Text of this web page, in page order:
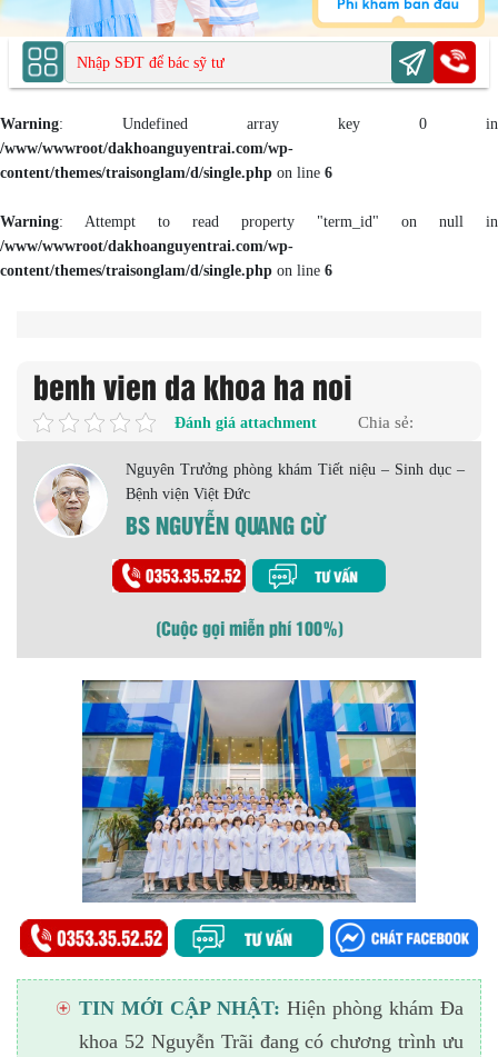
Warning: Undefined array key 0 in
/www/wwwroot/dakhoanguyentrai.com/wp-
content/themes/traisonglam/d/single.php on line 6
Warning: Attempt to read property "term_id" on null in
/www/wwwroot/dakhoanguyentrai.com/wp-
content/themes/traisonglam/d/single.php on line 6
benh vien da khoa ha noi
Đánh giá attachment Chia sẻ:
Nguyên Trưởng phòng khám Tiết niệu – Sinh dục –
Bệnh viện Việt Đức
BS NGUYỄN QUANG CỪ
(Cuộc gọi miễn phí 100%)
TIN MỚI CẬP NHẬT: Hiện phòng khám Đa
khoa 52 Nguyễn Trãi đang có chương trình ưu